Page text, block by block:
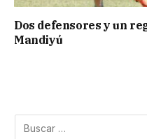
Dos defensores y un
Mandiyú